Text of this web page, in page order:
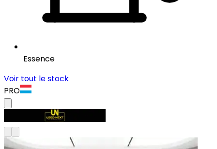
Essence
Voir tout le stock
PRO